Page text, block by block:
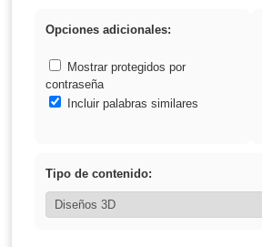
Opciones adicionales:
Mostrar protegidos por
contraseña
Incluir palabras similares
Tipo de contenido: